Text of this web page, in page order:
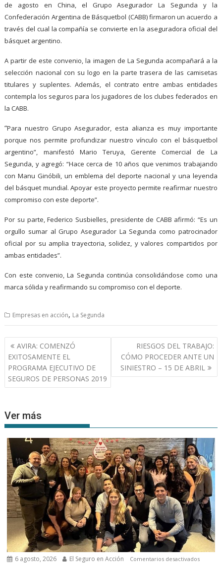
de agosto en China, el Grupo Asegurador La Segunda y la
Confederación Argentina de Básquetbol (CABB) firmaron un acuerdo a
través del cual la compañía se convierte en la aseguradora oficial del
básquet argentino.
A partir de este convenio, la imagen de La Segunda acompañará a la
selección nacional con su logo en la parte trasera de las camisetas
titulares y suplentes. Además, el contrato entre ambas entidades
contempla los seguros para los jugadores de los clubes federados en
la CABB.
“Para nuestro Grupo Asegurador, esta alianza es muy importante
porque nos permite profundizar nuestro vínculo con el básquetbol
argentino”, manifestó Mario Teruya, Gerente Comercial de La
Segunda, y agregó: “Hace cerca de 10 años que venimos trabajando
con Manu Ginóbili, un emblema del deporte nacional y una leyenda
del básquet mundial. Apoyar este proyecto permite reafirmar nuestro
compromiso con este deporte”.
Por su parte, Federico Susbielles, presidente de CABB afirmó: “Es un
orgullo sumar al Grupo Asegurador La Segunda como patrocinador
oficial por su amplia trayectoria, solidez, y valores compartidos por
ambas entidades”.
Con este convenio, La Segunda continúa consolidándose como una
marca sólida y reafirmando su compromiso con el deporte.
Empresas en acción, La Segunda
Navegación
de
entradas
AVIRA: COMENZÓ
EXITOSAMENTE EL
PROGRAMA EJECUTIVO DE
SEGUROS DE PERSONAS 2019
RIESGOS DEL TRABAJO:
CÓMO PROCEDER ANTE UN
SINIESTRO – 15 DE ABRIL
Ver más
6 agosto, 2026 El Seguro en Acción Comentarios desactivadosen